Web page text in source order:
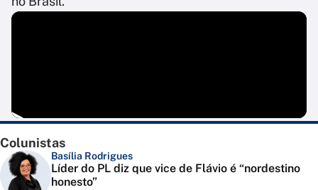
Colunistas
Basília Rodrigues
Líder do PL diz que vice de Flávio é “nordestino
honesto”